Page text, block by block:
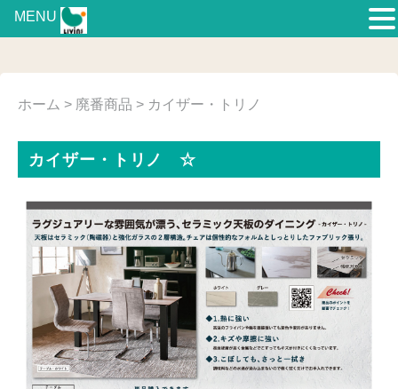
ホーム > 廃番商品 > カイザー・トリノ
カイザー・トリノ ☆
MENU